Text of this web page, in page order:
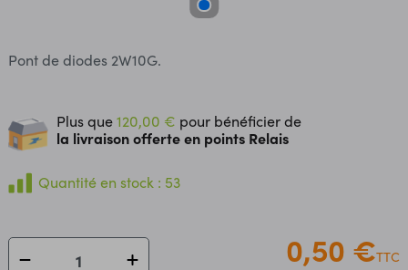
Pont de diodes 2W10G.
Plus que120,00 € pour bénéficier de
la livraison offerte en points Relais
Quantité en stock : 53
0,50 €TTC